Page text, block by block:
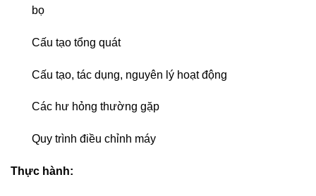
bọ
Cấu tạo tổng quát
Cấu tạo, tác dụng, nguyên lý hoạt động
Các hư hỏng thường gặp
Quy trình điều chỉnh máy
Thực hành: